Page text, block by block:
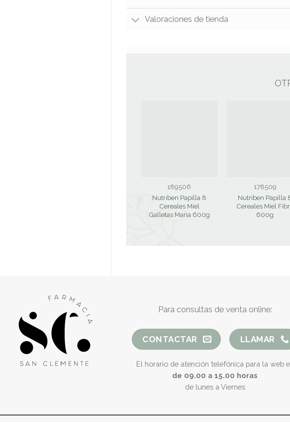
Valoraciones de tienda
189506
Nutriben Papilla 8
Cereales Miel
Galletas Maria 600g
178509
Nutriben Papilla
Cereales Miel
600g
Para consultas de venta online:
CONTACTAR LLAMAR
El horario de atención telefónica para la web
de 09.00 a 15.00 horas
de lunes a Viernes